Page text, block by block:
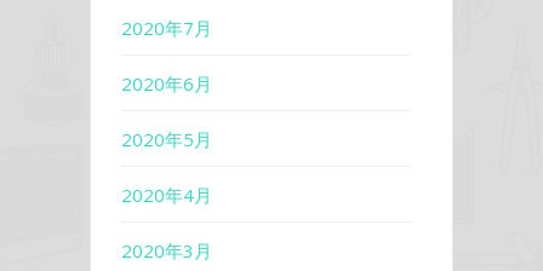
2020年7月
2020年6月
2020年5月
2020年4月
2020年3月